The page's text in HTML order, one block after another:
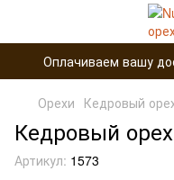
Оплачиваем вашу
Орехи Кедровый
Кедровый
Артикул: 1573